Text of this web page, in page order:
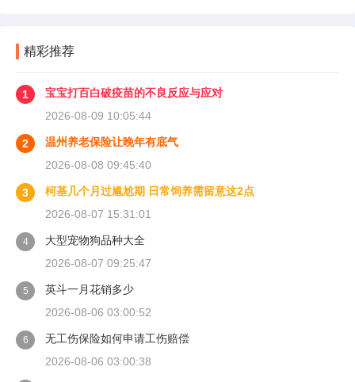
精彩推荐
1
宝宝打百白破疫苗的不良反应与应对
2026-08-09 10:05:44
2
温州养老保险让晚年有底气
2026-08-08 09:45:40
3
柯基几个月过尴尬期 日常饲养需留意这2点
2026-08-07 15:31:01
4
大型宠物狗品种大全
2026-08-07 09:25:47
5
英斗一月花销多少
2026-08-06 03:00:52
6
无工伤保险如何申请工伤赔偿
2026-08-06 03:00:38